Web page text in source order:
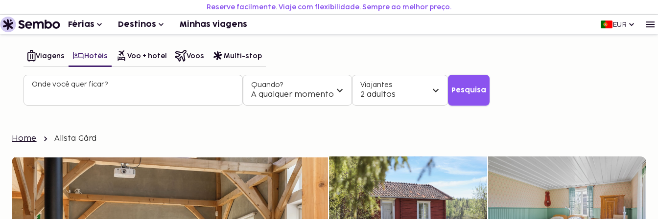
Reserve facilmente. Viaje com flexibilidade. Sempre ao melhor preço.
Férias Destinos Minhas viagens EUR
Viagens Hotéis Voo + hotel Voos Multi-stop
Onde você quer ficar? Quando?
A qualquer momento
Viajantes
2 adultos Pesquisa
Home Allsta Gård